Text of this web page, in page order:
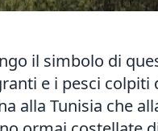
il simbolo di
e i pesci
alla Tunisia che